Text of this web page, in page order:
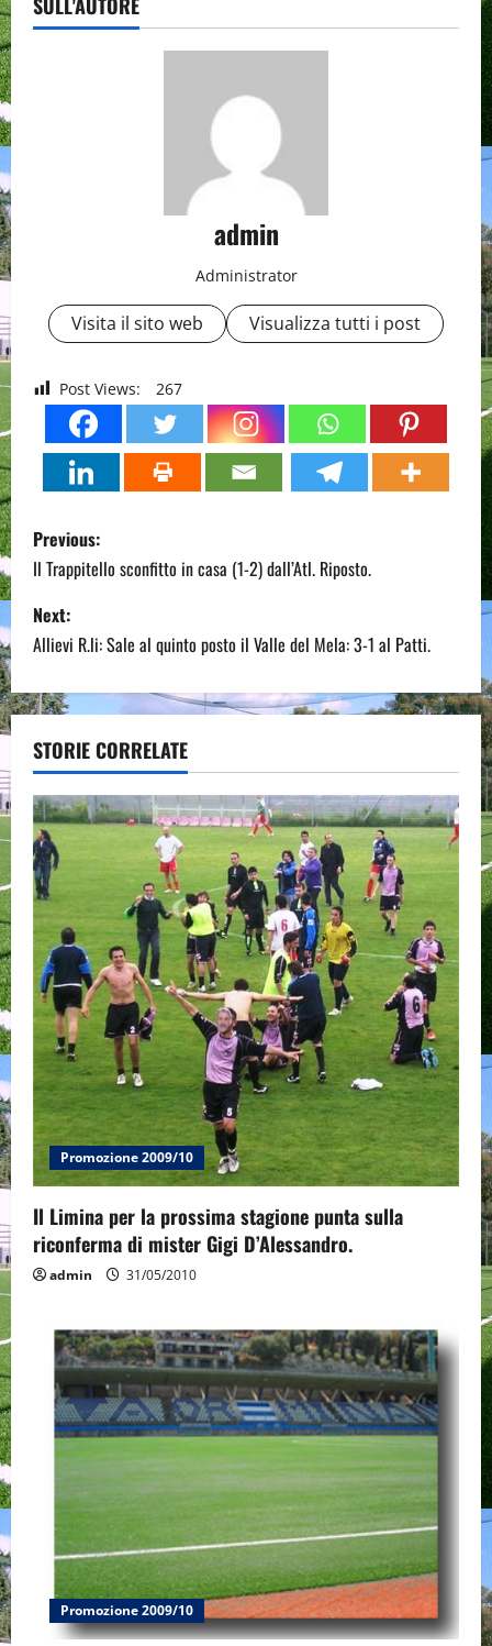
admin
Administrator
Visita il sito web Visualizza tutti i post
Post Views: 267
P
o
s
t
n
a
v
i
g
a
t
i
o
n
Previous:
Il Trappitello sconfitto in casa (1-2) dall’Atl. Riposto.
Next:
Allievi R.li: Sale al quinto posto il Valle del Mela: 3-1 al Patti.
STORIE CORRELATE
Promozione 2009/10
Il Limina per la prossima stagione punta sulla
riconferma di mister Gigi D’Alessandro.
admin 31/05/2010
Promozione 2009/10